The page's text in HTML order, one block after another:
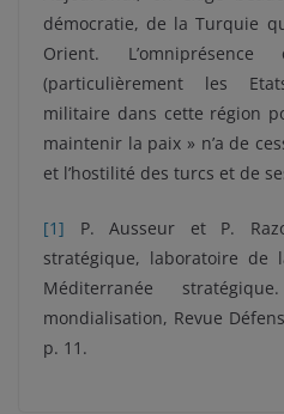
démocratie, de la Turquie
Orient.
(particulièrement les
militaire dans cette région
maintenir la paix » n’a de
et l’hostilité des turcs et de
[1] P. Ausseur et P.
stratégique, laboratoire de
Méditerranée
mondialisation, Revue
p. 11.